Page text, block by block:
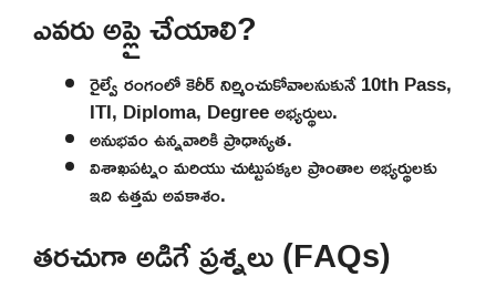
ఎవరు అప్లై చేయాలి?
రైల్వే రంగంలో కెరీర్ నిర్మించుకోవాలనుకునే 10th Pass,
ITI, Diploma, Degree అభ్యర్థులు.
అనుభవం ఉన్నవారికి ప్రాధాన్యత.
విశాఖపట్నం మరియు చుట్టుపక్కల ప్రాంతాల అభ్యర్థులకు
ఇది ఉత్తమ అవకాశం.
తరచుగా అడిగే ప్రశ్నలు (FAQs)